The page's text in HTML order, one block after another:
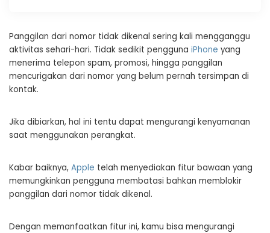
Panggilan dari nomor tidak dikenal sering kali mengganggu
aktivitas sehari-hari. Tidak sedikit pengguna iPhone yang
menerima telepon spam, promosi, hingga panggilan
mencurigakan dari nomor yang belum pernah tersimpan di
kontak.
Jika dibiarkan, hal ini tentu dapat mengurangi kenyamanan
saat menggunakan perangkat.
Kabar baiknya, Apple telah menyediakan fitur bawaan yang
memungkinkan pengguna membatasi bahkan memblokir
panggilan dari nomor tidak dikenal.
Dengan memanfaatkan fitur ini, kamu bisa mengurangi